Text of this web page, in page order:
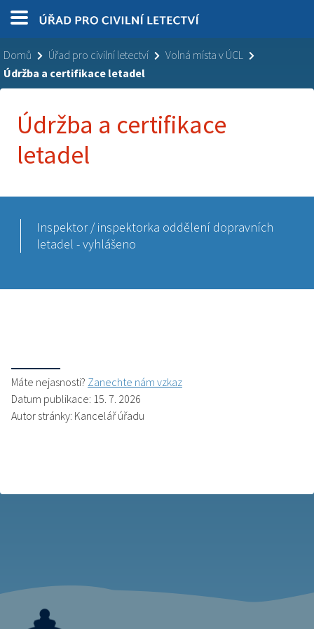
Domů Úřad pro civilní letectví
Volná místa v ÚCL
Údržba a certifikace letadel
Údržba a certifikace
letadel
Inspektor / inspektorka oddělení dopravních
letadel - vyhlášeno
Máte nejasnosti? Zanechte nám vzkaz
Datum publikace: 15. 7. 2026
Autor stránky: Kancelář úřadu